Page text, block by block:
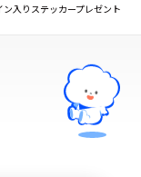
ン入りステッカープレゼント